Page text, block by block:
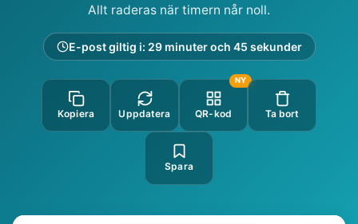
Allt raderas när timern når noll.
E-post giltig i: 29 minuter och 44 sekunder
Kopiera Uppdatera
NY
QR-kod Ta bort
Spara